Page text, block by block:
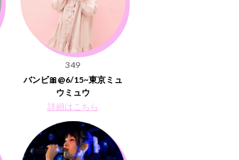
349
バンビ🎀@6/15~東京ミュ
ウミュウ
詳細はこちら